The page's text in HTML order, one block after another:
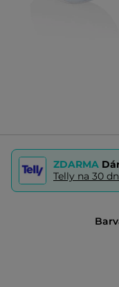
ZDARMA
Telly na 30